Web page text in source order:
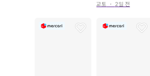
교토 ・ 2일 전